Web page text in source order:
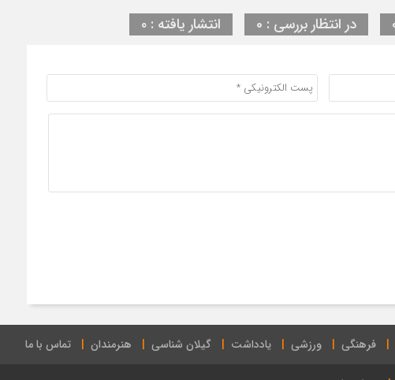
در انتظار بررسی : 0 انتشار یافته : ۰
فرهنگی ورزشی یادداشت گیلان شناسی هنرمندان تماس با ما